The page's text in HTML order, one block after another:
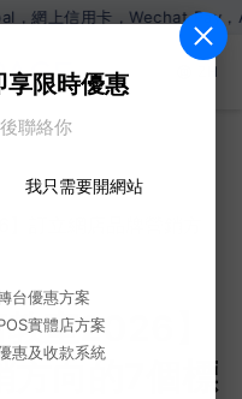
用卡，Wechat Pay，Alipay
ZH
享限時優惠
聯絡你
我只需要開網站
台優惠方案
實體店方案
惠及收款系統
】訂立網店品牌營銷方
教室2026】
方向的7個標